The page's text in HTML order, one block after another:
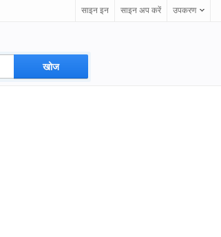
साइन इन साइन अप करें उपकरण